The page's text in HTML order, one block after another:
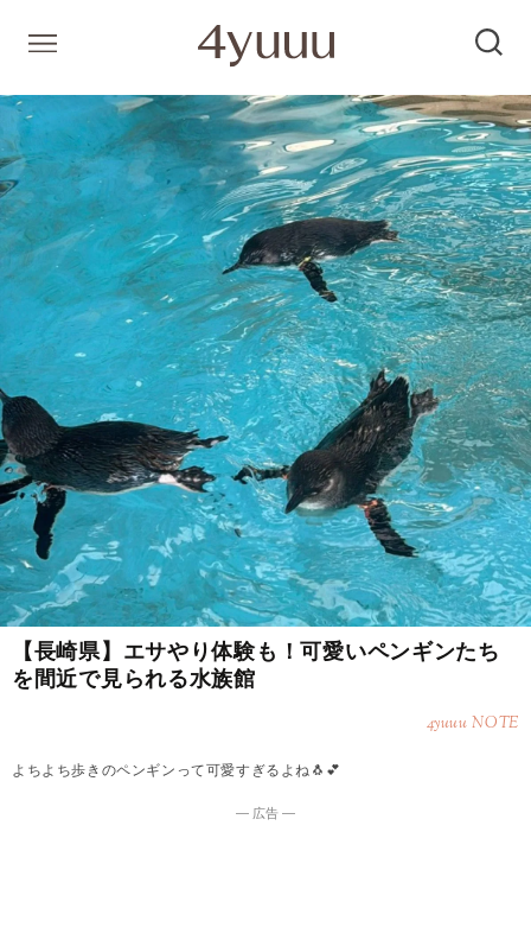
【長崎県】エサやり体験も！可愛いペンギンたち
を間近で見られる水族館
4yuuu NOTE
よちよち歩きのペンギンって可愛すぎるよね🐧💕
― 広告 ―